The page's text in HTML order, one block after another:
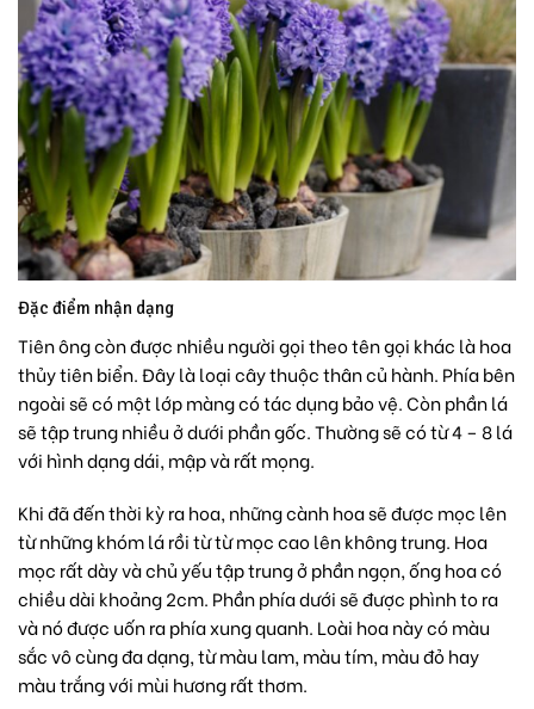
Đặc điểm nhận dạng
Tiên ông còn được nhiều người gọi theo tên gọi khác là hoa
thủy tiên biển. Đây là loại cây thuộc thân củ hành. Phía bên
ngoài sẽ có một lớp màng có tác dụng bảo vệ. Còn phần lá
sẽ tập trung nhiều ở dưới phần gốc. Thường sẽ có từ 4 – 8 lá
với hình dạng dái, mập và rất mọng.
Khi đã đến thời kỳ ra hoa, những cành hoa sẽ được mọc lên
từ những khóm lá rồi từ từ mọc cao lên không trung. Hoa
mọc rất dày và chủ yếu tập trung ở phần ngọn, ống hoa có
chiều dài khoảng 2cm. Phần phía dưới sẽ được phình to ra
và nó được uốn ra phía xung quanh. Loài hoa này có màu
sắc vô cùng đa dạng, từ màu lam, màu tím, màu đỏ hay
màu trắng với mùi hương rất thơm.